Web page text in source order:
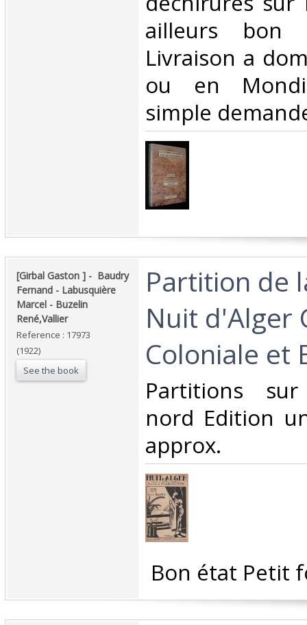
ailleurs bon
Livraison a
ou en
simple
‎[Girbal Gaston ] - ‎ ‎Baudry
Fernand - Labusquière
Marcel - Buzelin
René,Vallier‎
Reference : 17973
(1922)
See the book
‎Partition de
Nuit d'Alger
Coloniale et
‎Partitions
nord Edition
approx.‎
Bon état Petit